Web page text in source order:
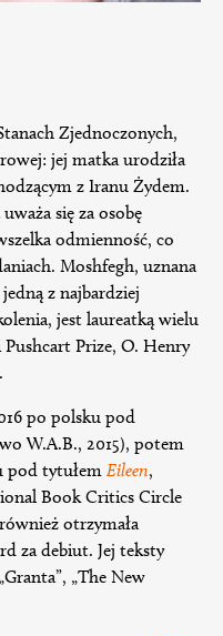
Zjednoczonych,
jej matka urodziła
z Iranu Żydem.
się za osobę
odmienność, co
Moshfegh, uznana
z najbardziej
jest laureatką wielu
Prize, O. Henry
po polsku pod
W.A.B., 2015), potem
pod tytułem Eileen,
Book Critics Circle
otrzymała
za debiut. Jej teksty
„The New